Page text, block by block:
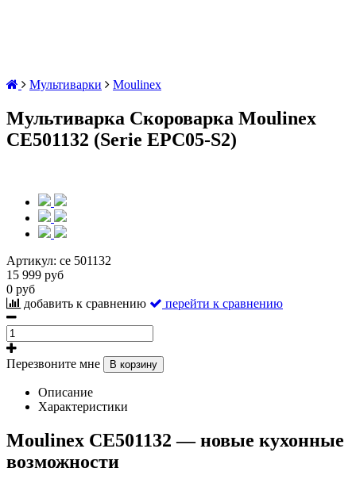
Мультиварки Moulinex
Мультиварка Скороварка Moulinex
CE501132 (Serie EPC05-S2)
Артикул: ce 501132
15 999 руб
0 руб
добавить к сравнению
перейти к сравнению
Перезвоните мне В корзину
Описание
Характеристики
Moulinex CE501132 — новые кухонные
возможности